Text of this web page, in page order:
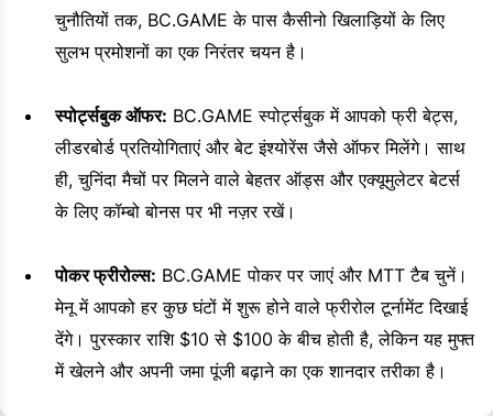
चुनौतियों तक, BC.GAME के पास कैसीनो खिलाड़ियों के लिए
सुलभ प्रमोशनों का एक निरंतर चयन है।
स्पोर्ट्सबुक ऑफर: BC.GAME स्पोर्ट्सबुक में आपको फ्री बेट्स,
लीडरबोर्ड प्रतियोगिताएं और बेट इंश्योरेंस जैसे ऑफर मिलेंगे। साथ
ही, चुनिंदा मैचों पर मिलने वाले बेहतर ऑड्स और एक्यूमुलेटर बेटर्स
के लिए कॉम्बो बोनस पर भी नज़र रखें।
पोकर फ्रीरोल्स: BC.GAME पोकर पर जाएं और MTT टैब चुनें।
मेनू में आपको हर कुछ घंटों में शुरू होने वाले फ्रीरोल टूर्नामेंट दिखाई
देंगे। पुरस्कार राशि $10 से $100 के बीच होती है, लेकिन यह मुफ्त
में खेलने और अपनी जमा पूंजी बढ़ाने का एक शानदार तरीका है।